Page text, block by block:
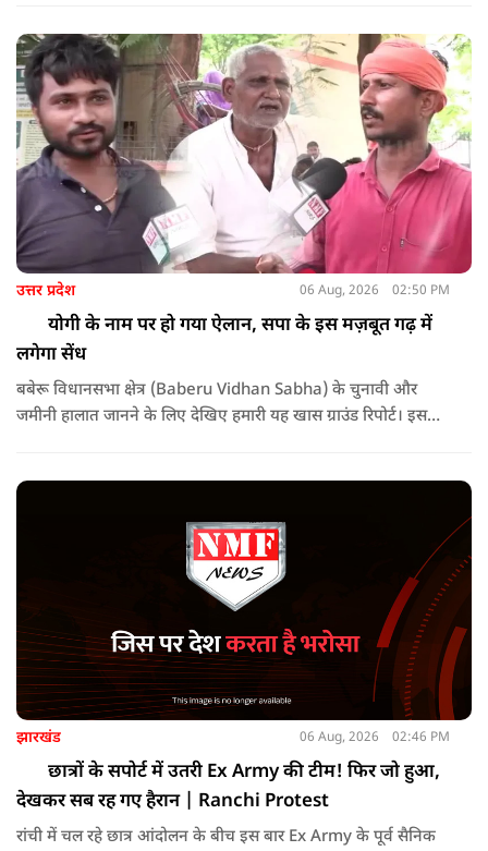
उत्तर प्रदेश 06 Aug, 2026 02:50 PM
योगी के नाम पर हो गया ऐलान, सपा के इस मज़बूत गढ़ में
लगेगा सेंध
बबेरू विधानसभा क्षेत्र (Baberu Vidhan Sabha) के चुनावी और
जमीनी हालात जानने के लिए देखिए हमारी यह खास ग्राउंड रिपोर्ट। इस
झारखंड 06 Aug, 2026 02:46 PM
छात्रों के सपोर्ट में उतरी Ex Army की टीम! फिर जो हुआ,
देखकर सब रह गए हैरान | Ranchi Protest
रांची में चल रहे छात्र आंदोलन के बीच इस बार Ex Army के पूर्व सैनिक